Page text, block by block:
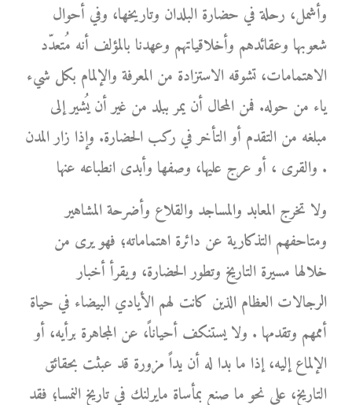
وأشمل، رحلة في حضارة البلدان وتاريخها، وفي أحوال
شعوبها وعقائدهم وأخلاقياتهم وعهدنا بالمؤلف أنه مُتعدّد
الاهتمامات، تشوقه الاستزادة من المعرفة والإلمام بكل شيء
ياء من حوله. فمن المحال أن يمر ببلد من غير أن يُشير إلى
مبلغه من التقدم أو التأخر في ركب الحضارة. وإذا زار المدن
والقرى ، أو عرج عليها، وصفها وأبدى انطباعه عنها .
ولا تخرج المعابد والمساجد والقلاع وأضرحة المشاهير
ومتاحفهم التذكارية عن دائرة اهتماماته؛ فهو يرى من
خلالها مسيرة التاريخ وتطور الحضارة، ويقرأ أخبار
الرجالات العظام الذين كانت لهم الأيادي البيضاء في حياة
أممهم وتقدمها . ولا يستنكف أحياناً، عن المجاهرة برأيه، أو
الإلماع إليه، إذا ما بدا له أن يداً مزورة قد عبثت بحقائق
التاريخ، على نحو ما صنع بمأساة مايرلنك في تاريخ النمسا؛ فقد